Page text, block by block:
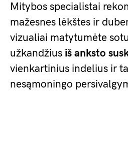
Mitybos specialistai
mažesnes lėkštes ir
vizualiai matytumėte
užkandžius iš anksto
vienkartinius indelius ir
nesąmoningo